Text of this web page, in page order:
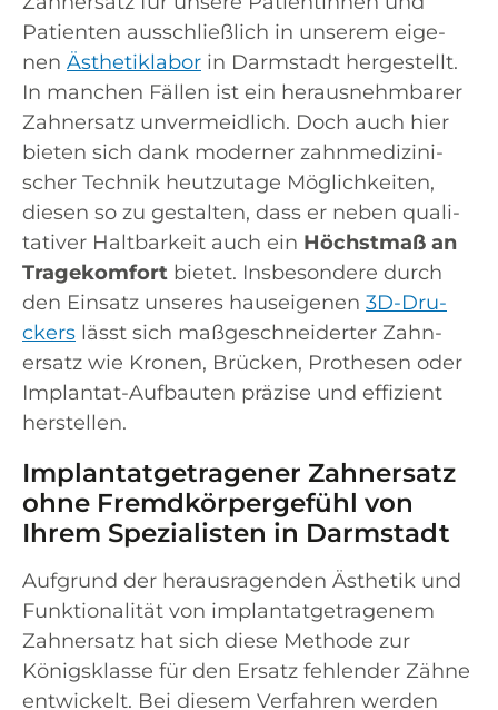
Pati­en­ten aus­schließ­lich in unse­rem eige­
nen Ästhe­tik­la­bor in Darm­stadt her­ge­stellt.
In man­chen Fäl­len ist ein her­aus­nehm­ba­rer
Zahn­ersatz unver­meid­lich. Doch auch hier
bie­ten sich dank moder­ner zahn­me­di­zi­ni­
scher Tech­nik heut­zu­ta­ge Mög­lich­kei­ten,
die­sen so zu gestal­ten, dass er neben qua­li­
ta­ti­ver Halt­bar­keit auch ein Höchst­maß an
Tra­ge­kom­fort bie­tet. Ins­be­son­de­re durch
den Ein­satz unse­res haus­ei­ge­nen 3D-Dru­
ckers lässt sich maß­ge­schnei­der­ter Zahn­
ersatz wie Kro­nen, Brü­cken, Pro­the­sen oder
Implan­tat-Auf­bau­ten prä­zi­se und effi­zi­ent
herstellen.
Implantatgetragener Zahnersatz
ohne Fremdkörpergefühl von
Ihrem Spezialisten in Darmstadt
Auf­grund der her­aus­ra­gen­den Ästhe­tik und
Funk­tio­na­li­tät von implan­tat­ge­tra­ge­nem
Zahn­ersatz hat sich die­se Metho­de zur
Königs­klas­se für den Ersatz feh­len­der Zäh­ne
ent­wi­ckelt. Bei die­sem Ver­fah­ren wer­den